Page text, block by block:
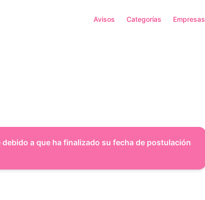
Avisos Categorías Empresas
a que ha finalizado su fecha de postulación